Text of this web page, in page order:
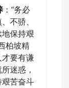
：“务必
不骄、
保持艰
柏坡精
要有谦
迷惑，
苦奋斗